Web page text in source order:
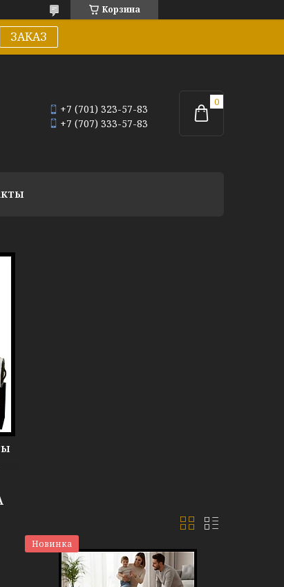
Корзина
ЗАКАЗ
+7 (701) 323-57-83
+7 (707) 333-57-83
Новинка